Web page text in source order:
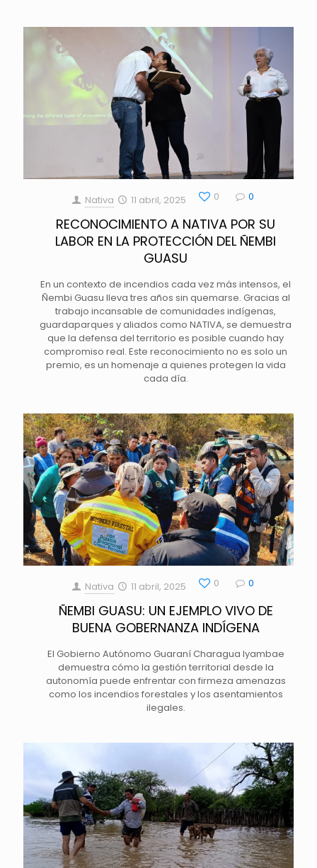
Nativa 11 abril, 2025 0 0
RECONOCIMIENTO A NATIVA POR SU
LABOR EN LA PROTECCIÓN DEL ÑEMBI
GUASU
En un contexto de incendios cada vez más intensos, el
Ñembi Guasu lleva tres años sin quemarse. Gracias al
trabajo incansable de comunidades indígenas,
guardaparques y aliados como NATIVA, se demuestra
que la defensa del territorio es posible cuando hay
compromiso real. Este reconocimiento no es solo un
premio, es un homenaje a quienes protegen la vida
cada día.
Nativa 11 abril, 2025 0 0
ÑEMBI GUASU: UN EJEMPLO VIVO DE
BUENA GOBERNANZA INDÍGENA
El Gobierno Autónomo Guaraní Charagua Iyambae
demuestra cómo la gestión territorial desde la
autonomía puede enfrentar con firmeza amenazas
como los incendios forestales y los asentamientos
ilegales.